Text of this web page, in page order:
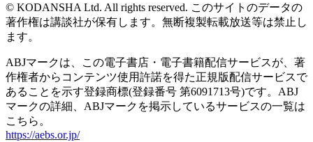
© KODANSHA Ltd. All rights reserved. このサイトのデータの
著作権は講談社が保有します。無断複製転載放送等は禁止し
ます。
ABJマークは、この電子書店・電子書籍配信サービスが、著
作権者からコンテンツ使用許諾を得た正規版配信サービスで
あることを示す登録商標(登録番号 第6091713号)です。ABJ
マークの詳細、ABJマークを掲示しているサービスの一覧は
こちら。
https://aebs.or.jp/